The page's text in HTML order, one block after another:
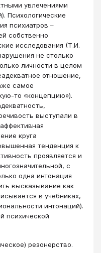
увлечениями
Психологические
психиатров –
собственно
исследования (Т.И.
не столько
личности в целом
отношение,
самое
то «концепцию»).
выступали в
круга
тенденция к
проявляется и
с
одна интонация
высказывание как
в учебниках,
интонаций).
психической
резонерство.